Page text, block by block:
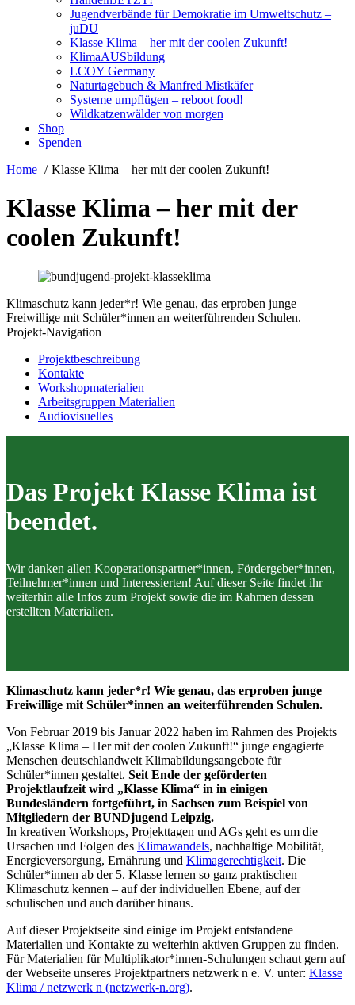
Jugendverbände für Demokratie im Umweltschutz –
juDU
Klasse Klima – her mit der coolen Zukunft!
KlimaAUSbildung
LCOY Germany
Naturtagebuch & Manfred Mistkäfer
Systeme umpflügen – reboot food!
Wildkatzenwälder von morgen
Shop
Spenden
Home
Klasse Klima – her mit der coolen Zukunft!
Klasse Klima – her mit der
coolen Zukunft!
Klimaschutz kann jeder*r! Wie genau, das erproben junge
Freiwillige mit Schüler*innen an weiterführenden Schulen.
Projekt-Navigation
Projektbeschreibung
Kontakte
Workshopmaterialien
Arbeitsgruppen Materialien
Audiovisuelles
Das Projekt Klasse Klima ist
beendet.
Wir danken allen Kooperationspartner*innen, Fördergeber*innen,
Teilnehmer*innen und Interessierten! Auf dieser Seite findet ihr
weiterhin alle Infos zum Projekt sowie die im Rahmen dessen
erstellten Materialien.
Klimaschutz kann jeder*r! Wie genau, das erproben junge
Freiwillige mit Schüler*innen an weiterführenden Schulen.
Von Februar 2019 bis Januar 2022 haben im Rahmen des Projekts
„Klasse Klima – Her mit der coolen Zukunft!“ junge engagierte
Menschen deutschlandweit Klimabildungsangebote für
Schüler*innen gestaltet. Seit Ende der geförderten
Projektlaufzeit wird „Klasse Klima“ in in einigen
Bundesländern fortgeführt, in Sachsen zum Beispiel von
Mitgliedern der BUNDjugend Leipzig.
In kreativen Workshops, Projekttagen und AGs geht es um die
Ursachen und Folgen des Klimawandels, nachhaltige Mobilität,
Energieversorgung, Ernährung und Klimagerechtigkeit. Die
Schüler*innen ab der 5. Klasse lernen so ganz praktischen
Klimaschutz kennen – auf der individuellen Ebene, auf der
schulischen und auch darüber hinaus.
Auf dieser Projektseite sind einige im Projekt entstandene
Materialien und Kontakte zu weiterhin aktiven Gruppen zu finden.
Für Materialien für Multiplikator*innen-Schulungen schaut gern auf
der Webseite unseres Projektpartners netzwerk n e. V. unter: Klasse
Klima / netzwerk n (netzwerk-n.org).